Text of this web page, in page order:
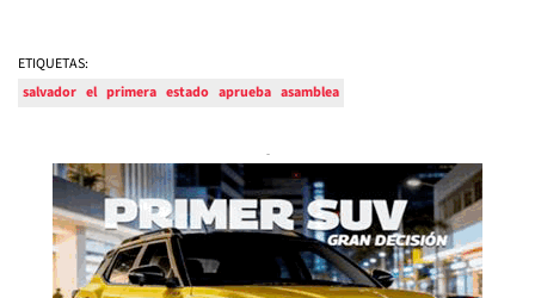
ETIQUETAS:
salvador el primera estado aprueba asamblea